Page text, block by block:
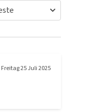
Freitag 25 Juli 2025